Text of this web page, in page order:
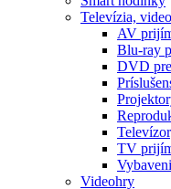
Televízia,
AV
Blu-ray
DVD
TV
Videohry